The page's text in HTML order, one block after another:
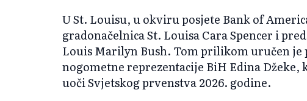
U St. Louisu, u okviru posjete Bank of
gradonačelnica St. Louisa Cara Spencer i
Louis Marilyn Bush. Tom prilikom uručen je
nogometne reprezentacije BiH Edina Džeke,
uoči Svjetskog prvenstva 2026. godine.